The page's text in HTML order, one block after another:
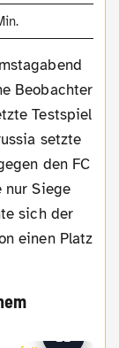
Beobachter
Testspiel
setzte
den FC
nur Siege
sich der
einen Platz